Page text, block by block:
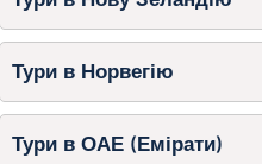
Тури в Норвегію
Тури в ОАЕ (Емірати)